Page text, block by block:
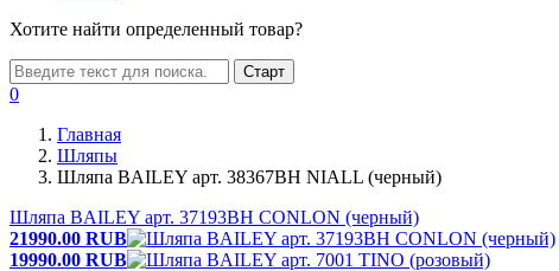
Хотите найти определенный товар?
Старт
0
Главная
Шляпы
Шляпа BAILEY арт. 38367BH NIALL (черный)
Шляпа BAILEY арт. 37193BH CONLON (черный)
21990.00 RUB
19990.00 RUB